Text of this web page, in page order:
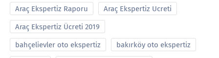
Araç Ekspertiz Raporu Araç Ekspertiz Ucreti
Araç Ekspertiz Ücreti 2019
bahçelievler oto ekspertiz bakırköy oto ekspertiz